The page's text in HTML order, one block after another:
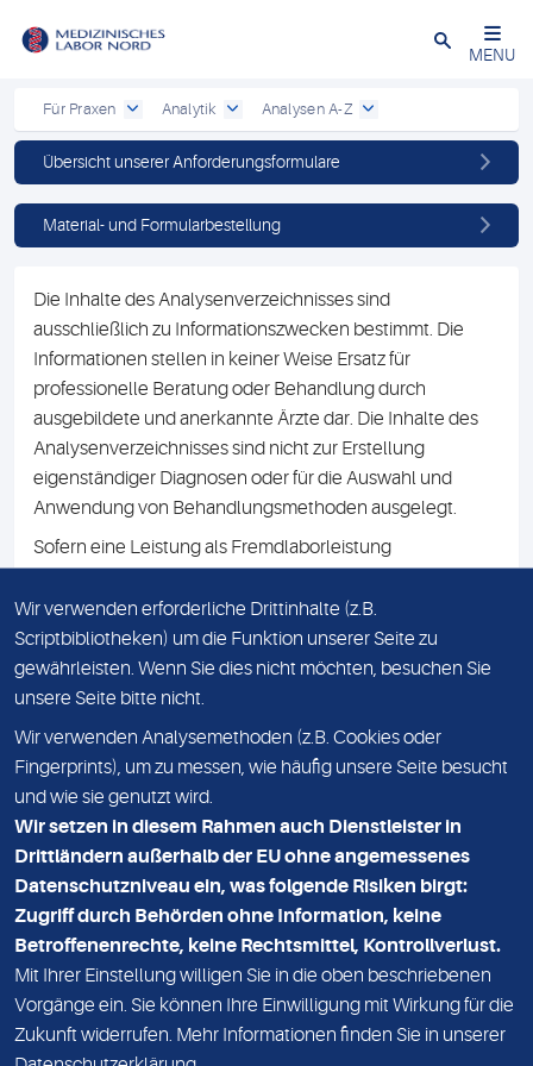
Schließen
MENU
Für Praxen Analytik Analysen A-Z
Übersicht unserer Anforderungsformulare
Material- und Formularbestellung
Die Inhalte des Analysenverzeichnisses sind
ausschließlich zu Informationszwecken bestimmt. Die
Informationen stellen in keiner Weise Ersatz für
professionelle Beratung oder Behandlung durch
ausgebildete und anerkannte Ärzte dar. Die Inhalte des
Analysenverzeichnisses sind nicht zur Erstellung
eigenständiger Diagnosen oder für die Auswahl und
Anwendung von Behandlungsmethoden ausgelegt.
Sofern eine Leistung als Fremdlaborleistung
Namen des Fremdlabors mit. Mit der Beauftragung der
Fremdlaborleistung erklären Sie sich mit dieser
Vereinbarung einverstanden.
DATENSCHUTZ
KONTAKT
NEWSLETTER
ADRESSE
MVZ Medizinisches Labor Nord MLN GmbH
Essener Straße 108
22419 Hamburg
Wir verwenden erforderliche Drittinhalte (z.B.
Scriptbibliotheken) um die Funktion unserer Seite zu
gewährleisten. Wenn Sie dies nicht möchten, besuchen Sie
unsere Seite bitte nicht.
Wir verwenden Analysemethoden (z.B. Cookies oder
Fingerprints), um zu messen, wie häufig unsere Seite besucht
und wie sie genutzt wird.
Wir setzen in diesem Rahmen auch Dienstleister in
Drittländern außerhalb der EU ohne angemessenes
Datenschutzniveau ein, was folgende Risiken birgt:
Zugriff durch Behörden ohne Information, keine
Betroffenenrechte, keine Rechtsmittel, Kontrollverlust.
Mit Ihrer Einstellung willigen Sie in die oben beschriebenen
Vorgänge ein. Sie können Ihre Einwilligung mit Wirkung für die
Zukunft widerrufen. Mehr Informationen finden Sie in unserer